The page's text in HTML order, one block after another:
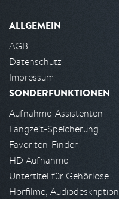
ALLGEMEIN
AGB
Datenschutz
Impressum
SONDERFUNKTIONEN
Aufnahme-Assistenten
Langzeit-Speicherung
Favoriten-Finder
HD Aufnahme
Untertitel für Gehörlose
Hörfilme, Audiodeskription